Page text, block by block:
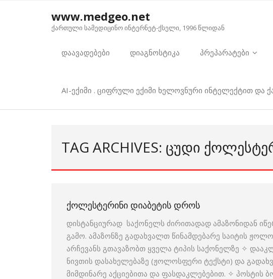
www.medgeo.net
ქართული სამედიცინო ინტერნეტ-ქსელი, 1996 წლიდან
დაავადებები დიაგნოსტიკა პრეპარატები
AI-ექიმი . ციფრული ექიმი ხელოვნური ინტელექტით და
TAG ARCHIVES: ᲪᲣᲓᲘ
ᲥᲝᲚᲔᲡᲢᲔᲠᲘᲜᲘ ᲓᲘᲐᲑᲔᲢᲘᲡ ᲓᲠᲝᲡ
დისტანციურად საქონელს ძირითადად ამაზონიდან
გამო. ამაზონზე გადახვალთ წინამდებარე საიტის
არჩევანს გთავაზობთ ყველა ტიპის საქონელზე ✧
ნივთის დასახელებაზე (ჟოლოსფერი ტექსტი) და
მიმდინარე აქციებითა და ფასდაკლებებით. ✧ პოსტის